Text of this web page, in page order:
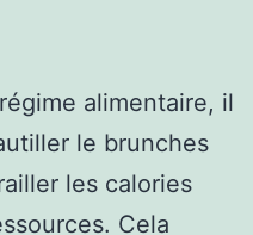
alimentaire, il
le brunches
les calories
Cela